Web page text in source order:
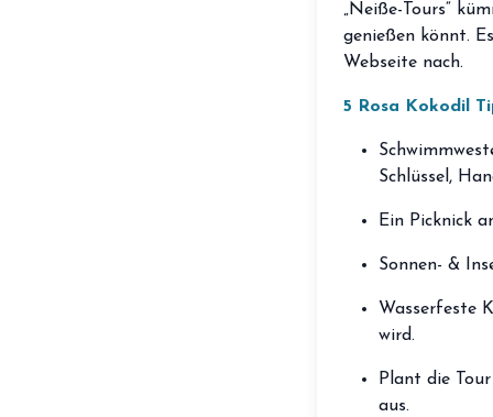
„Neiße-Tours“
genießen könnt.
Webseite nach.
5 Rosa Kokodil
Schlüssel,
Ein Picknick
Sonnen- &
Wasserfeste
wird.
Plant die
aus.